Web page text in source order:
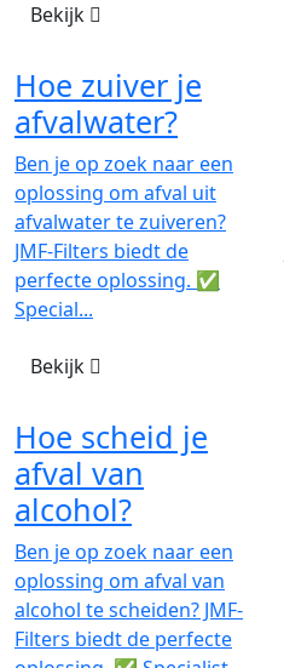
Bekijk
Hoe zuiver je
afvalwater?
Ben je op zoek naar een
oplossing om afval uit
afvalwater te zuiveren?
JMF-Filters biedt de
perfecte oplossing. ✅
Special...
Bekijk
Hoe scheid je
afval van
alcohol?
Ben je op zoek naar een
oplossing om afval van
alcohol te scheiden? JMF-
Filters biedt de perfecte